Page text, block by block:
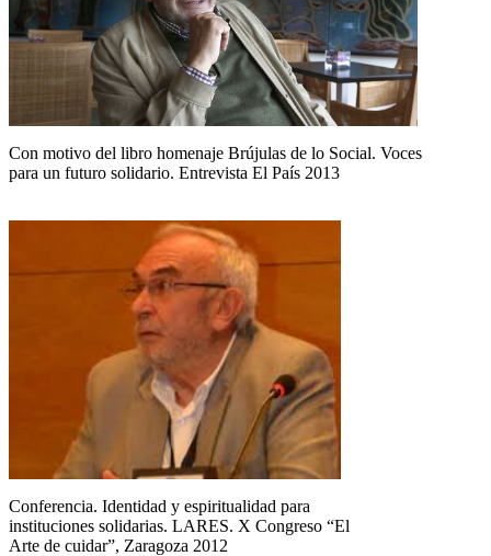
Con motivo del libro homenaje Brújulas de lo Social. Voces
para un futuro solidario. Entrevista El País 2013
Conferencia. Identidad y espiritualidad para
instituciones solidarias. LARES. X Congreso “El
Arte de cuidar”, Zaragoza 2012